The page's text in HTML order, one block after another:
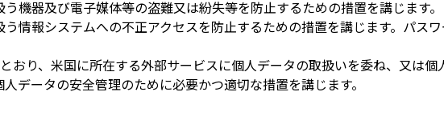
う機器及び電子媒体等の盗難又は紛失等を防止するための措置を講じます。
う情報システムへの不正アクセスを防止するための措置を講じます。パス
おり、米国に所在する外部サービスに個人データの取扱いを委ね、又は
データの安全管理のために必要かつ適切な措置を講じます。